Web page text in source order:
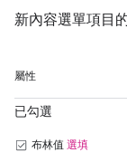
新內容選單項目的
屬性
已勾選
布林值 選填